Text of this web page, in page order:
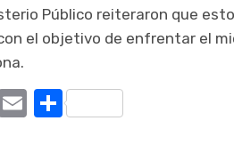
Público reiteraron que
el objetivo de enfrentar el
EmailCompartir